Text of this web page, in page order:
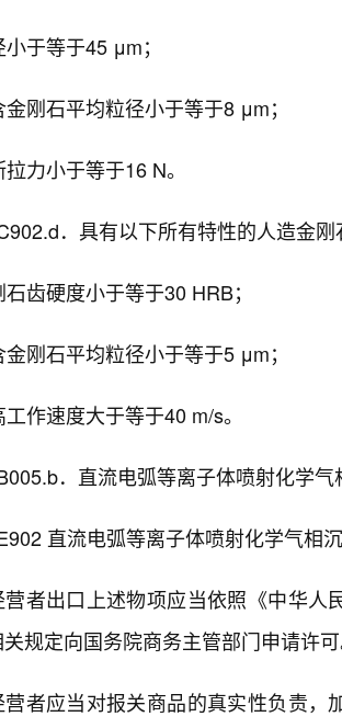
于等于45 μm；
刚石平均粒径小于等于8 μm；
力小于等于16 N。
．具有以下所有特性的人造金
齿硬度小于等于30 HRB；
刚石平均粒径小于等于5 μm；
作速度大于等于40 m/s。
．直流电弧等离子体喷射化学
直流电弧等离子体喷射化学气相
营者出口上述物项应当依照《中华
规定向国务院商务主管部门申请许
营者应当对报关商品的真实性负责